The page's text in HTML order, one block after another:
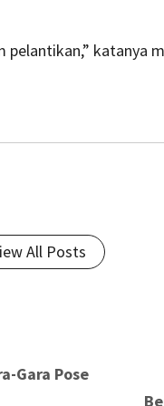
pelantikan,” katanya
All Posts
Gara Pose